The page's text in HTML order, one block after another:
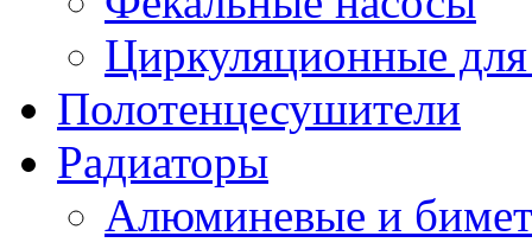
Циркуляционные для
Полотенцесушители
Радиаторы
Алюминевые и